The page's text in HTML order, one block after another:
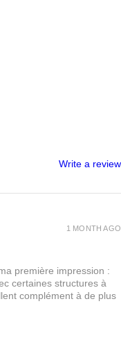
Write a review
première impression :
certaines structures à
complément à de plus
1 MONTH AGO